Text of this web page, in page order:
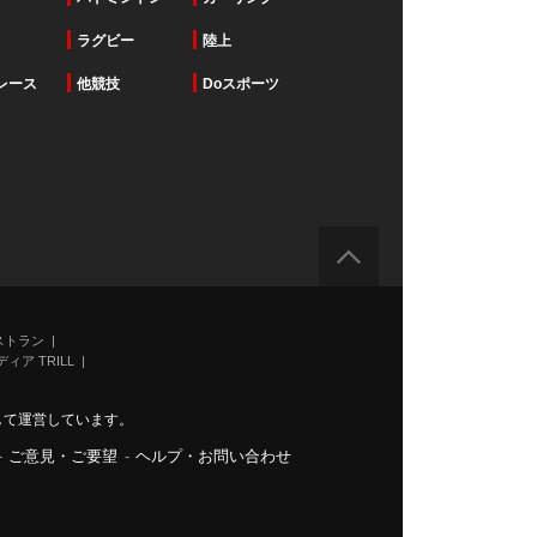
ラグビー 陸上
ース 他競技 Doスポーツ
ラン
ィア TRILL
運営しています。
ご意見・ご要望 - ヘルプ・お問い合わせ